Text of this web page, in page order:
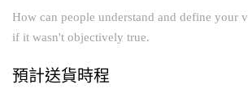
How can people understand and define your
if it wasn't objectively true.
預計送貨時程